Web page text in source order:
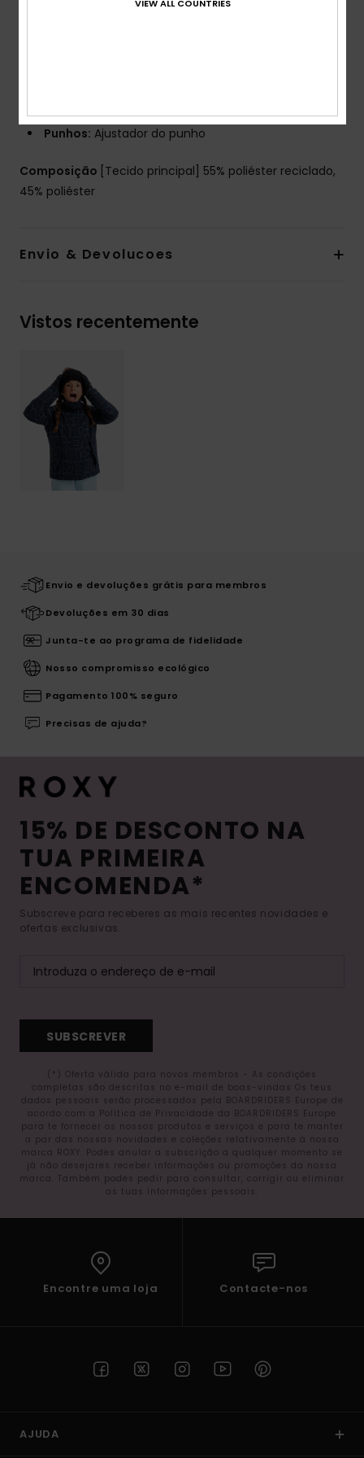
Capuz para capacete com polaina
passes de esqui/snowboard na manga
Punhos: Ajustador do punho
Composição [Tecido principal] 55% poliéster reciclado,
45% poliéster
Envio & Devolucoes
Vistos recentemente
Envio e devoluções grátis para membros
Devoluções em 30 dias
Junta-te ao programa de fidelidade
Nosso compromisso ecológico
Pagamento 100% seguro
Precisas de ajuda?
15% DE DESCONTO NA
TUA PRIMEIRA
ENCOMENDA*
Subscreve para receberes as mais recentes novidades e
ofertas exclusivas.
SUBSCREVER
(*) Oferta válida para novos membros - As condições
completas são descritas no e-mail de boas-vindas Os teus
dados pessoais serão processados pela BOARDRIDERS Europe de
acordo com a Política de Privacidade da BOARDRIDERS Europe
para te fornecer os nossos produtos e serviços e para te manter
a par das nossas novidades e coleções relativamente à nossa
marca ROXY. Podes anular a subscrição a qualquer momento se
já não desejares receber informações ou promoções da nossa
marca. Também podes pedir para consultar, corrigir ou eliminar
as tuas informações pessoais.
Encontre uma loja Contacte-nos
AJUDA
VIEW ALL COUNTRIES